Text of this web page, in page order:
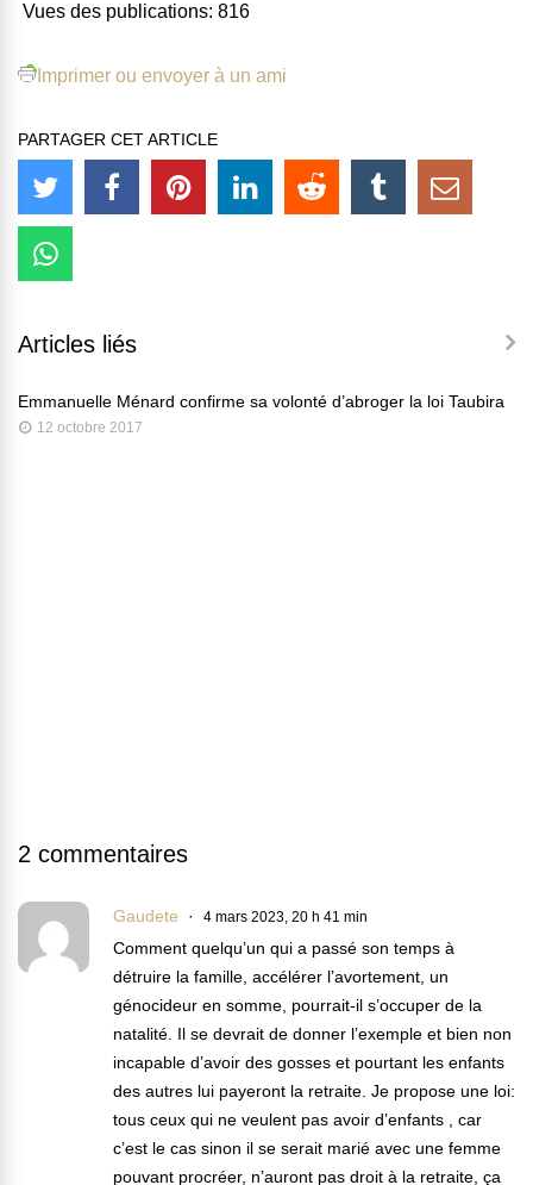
Vues des publications: 816
Imprimer ou envoyer à un ami
PARTAGER CET ARTICLE
Articles liés
Emmanuelle Ménard confirme sa volonté d’abroger la loi Taubira
12 octobre 2017
2 commentaires
Gaudete 4 mars 2023, 20 h 41 min
Comment quelqu’un qui a passé son temps à
détruire la famille, accélérer l’avortement, un
génocideur en somme, pourrait-il s’occuper de la
natalité. Il se devrait de donner l’exemple et bien non
incapable d’avoir des gosses et pourtant les enfants
des autres lui payeront la retraite. Je propose une loi:
tous ceux qui ne veulent pas avoir d’enfants , car
c’est le cas sinon il se serait marié avec une femme
pouvant procréer, n’auront pas droit à la retraite, ça